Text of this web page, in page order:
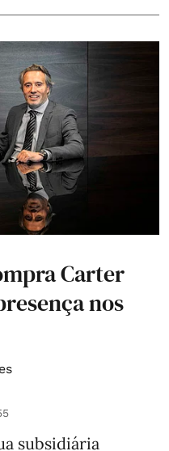
Carter
nos
subsidiária